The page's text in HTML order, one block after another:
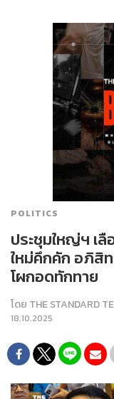
POLITICS
ประชุมใหญ่ฯ เ
ใหม่คึกคัก อภิสิท
โผกอดทักทาย
โดย THE STANDARD
18.10.2025